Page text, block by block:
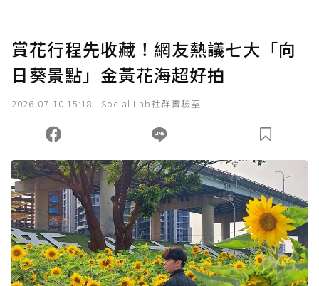
賞花行程先收藏！網友熱議七大「向
日葵景點」金黃花海超好拍
2026-07-10 15:18 Social Lab社群實驗室